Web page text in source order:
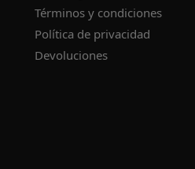
Términos y condiciones
Política de privacidad
Devoluciones